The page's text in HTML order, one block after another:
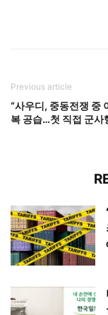
Previous article
“사우디, 중동전쟁 중
복 공습…첫 직접 군사